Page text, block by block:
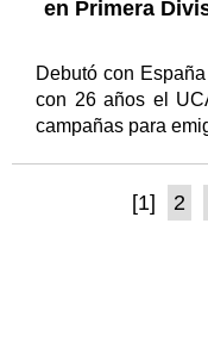
en Primera
Debutó con
con 26 años el
campañas para
[1] 2